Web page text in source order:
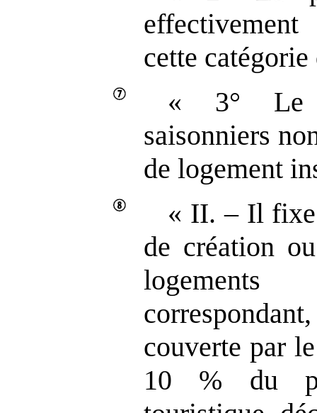
cette
« 3° Le
saisonniers
de logement
« II. – Il
de création
couverte par
10 % du